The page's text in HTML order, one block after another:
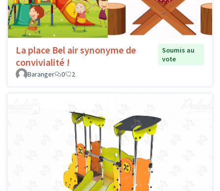
La place Bel air synonyme de
convivialité !
Soumis au
vote
Baranger
0 2